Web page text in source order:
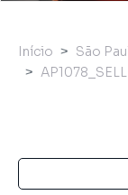
Início São
AP1078_SELL